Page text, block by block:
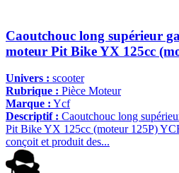
Caoutchouc long supérieur
moteur Pit Bike YX 125cc
Univers : scooter
Rubrique : Pièce Moteur
Marque : Ycf
Descriptif : Caoutchouc long
Pit Bike YX 125cc (moteur 125P)
conçoit et produit des...